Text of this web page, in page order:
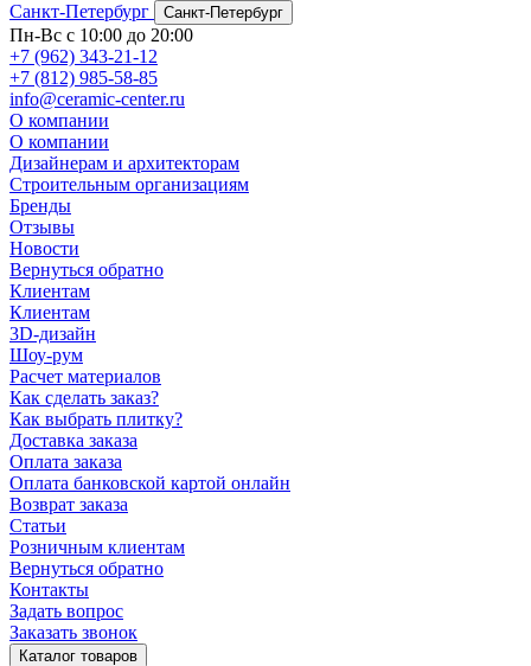
Санкт-Петербург
Санкт-Петербург
Пн-Вс с 10:00 до 20:00
+7 (962) 343-21-12
+7 (812) 985-58-85
info@ceramic-center.ru
О компании
О компании
Дизайнерам и архитекторам
Строительным организациям
Бренды
Отзывы
Новости
Вернуться обратно
Клиентам
Клиентам
3D-дизайн
Шоу-рум
Расчет материалов
Как сделать заказ?
Как выбрать плитку?
Доставка заказа
Оплата заказа
Оплата банковской картой онлайн
Возврат заказа
Статьи
Розничным клиентам
Вернуться обратно
Контакты
Задать вопрос
Заказать звонок
Каталог товаров